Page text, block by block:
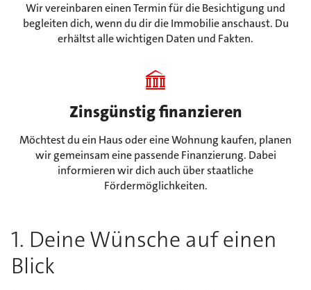
Wir vereinbaren einen Termin für die Besichtigung und
begleiten dich, wenn du dir die Immobilie anschaust. Du
erhältst alle wichtigen Daten und Fakten.
Zinsgünstig finanzieren
Möchtest du ein Haus oder eine Wohnung kaufen, planen
wir gemeinsam eine passende Finanzierung. Dabei
informieren wir dich auch über staatliche
Fördermöglichkeiten.
1. Deine Wünsche auf einen
Blick